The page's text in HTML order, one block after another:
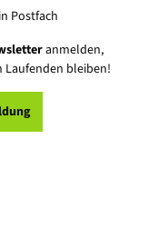
Postfach
anmelden,
Laufenden bleiben!